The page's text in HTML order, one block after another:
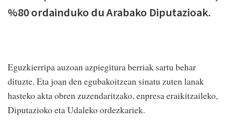
%80 ordainduko du Arabako Diputazioak.
Eguzkierripa auzoan azpiegitura berriak sartu behar
dituzte. Eta joan den egubakoitzean sinatu zuten lanak
hasteko akta obren zuzendaritzako, enpresa eraikitzaileko,
Diputazioko eta Udaleko ordezkariek.